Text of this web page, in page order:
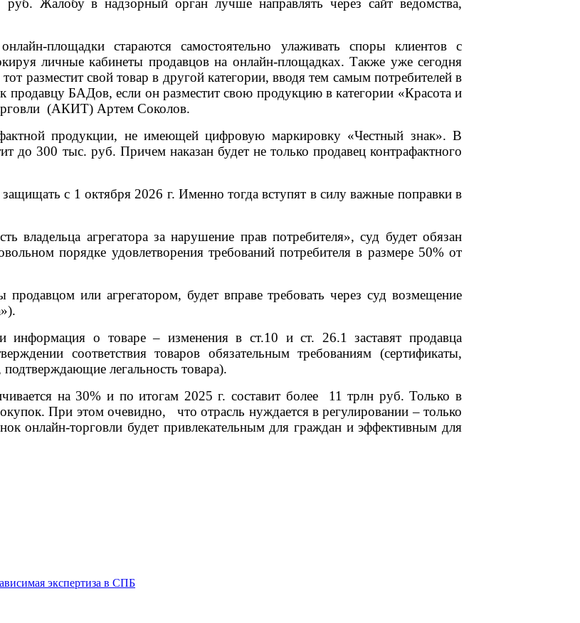
Жалобу в надзорный орган лучше направлять через сайт ведомства,
площадки стараются самостоятельно улаживать споры клиентов с
личные кабинеты продавцов на онлайн-площадках. Также уже сегодня
разместит свой товар в другой категории, вводя тем самым потребителей в
БАДов, если он разместит свою продукцию в категории «Красота и
(АКИТ) Артем Соколов.
продукции, не имеющей цифровую маркировку «Честный знак». В
300 тыс. руб. Причем наказан будет не только продавец контрафактного
с 1 октября 2026 г. Именно тогда вступят в силу важные поправки в
владельца агрегатора за нарушение прав потребителя», суд будет обязан
порядке удовлетворения требований потребителя в размере 50% от
или агрегатором, будет вправе требовать через суд возмещение
информация о товаре – изменения в ст.10 и ст. 26.1 заставят продавца
соответствия товаров обязательным требованиям (сертификаты,
легальность товара).
на 30% и по итогам 2025 г. составит более
11 трлн руб. Только в
При этом очевидно,
что отрасль нуждается в регулировании – только
онлайн-торговли будет привлекательным для граждан и эффективным для
экспертиза в СПБ